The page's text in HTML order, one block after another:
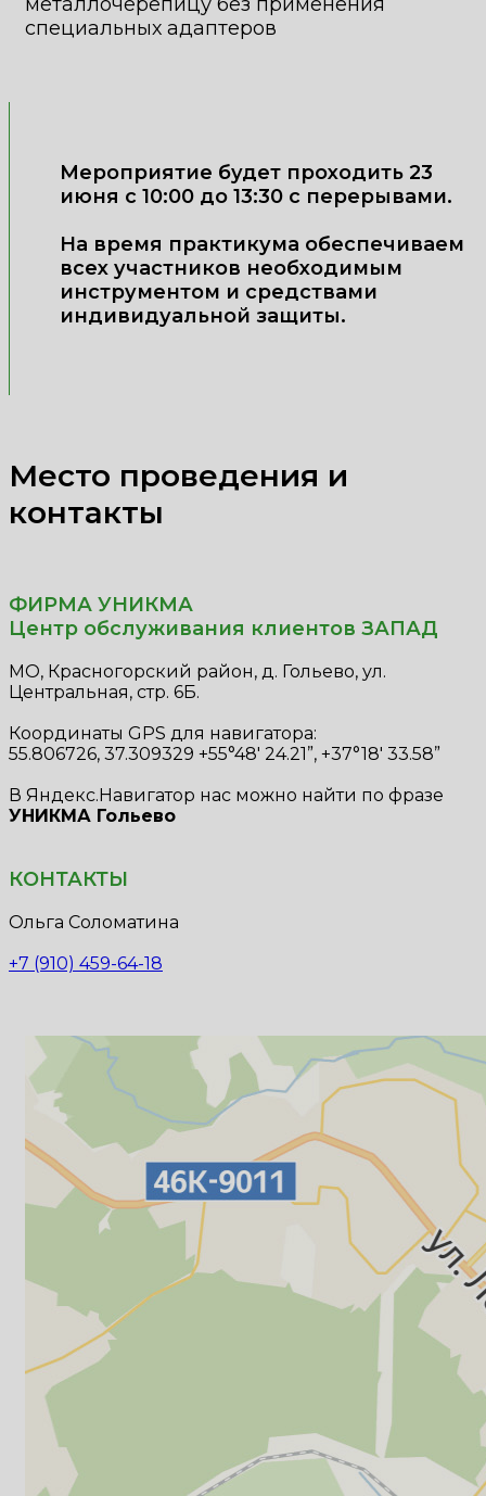
специальных адаптеров
Мероприятие будет проходить 23
июня с 10:00 до 13:30 с перерывами.
На время практикума обеспечиваем
всех участников необходимым
инструментом и средствами
индивидуальной защиты.
Место проведения и
контакты
ФИРМА УНИКМА
Центр обслуживания клиентов ЗАПАД
МО, Красногорский район, д. Гольево, ул.
Центральная, стр. 6Б.
Координаты GPS для навигатора:
55.806726, 37.309329 +55°48' 24.21”, +37°18' 33.58”
В Яндекс.Навигатор нас можно найти по фразе
УНИКМА Гольево
КОНТАКТЫ
Ольга Соломатина
+7 (910) 459-64-18